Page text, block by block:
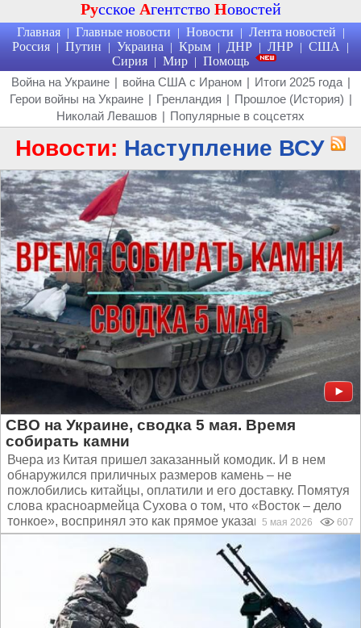
Русское Агентство Новостей
Главная | Главные новости | Новости | Лента новостей |
Россия | Путин | Украина | Крым | ДНР | ЛНР | США |
Сирия | Мир | Помощь
Война на Украине | война США с Ираном | Итоги 2025 года |
Герои войны на Украине | Гренландия | Прошлое (История) |
Николай Левашов | Популярные в соцсетях
Новости: Наступление ВСУ
СВО на Украине, сводка 5 мая. Время
собирать камни
Вчера из Китая пришел заказанный комодик. И в нем
обнаружился приличных размеров камень – не
пожлобились китайцы, оплатили и его доставку. Помятуя
слова красноармейца Сухова о том, что «Восток – дело
тонкое», воспринял это как прямое указание на то, что...
5 мая 2026 607